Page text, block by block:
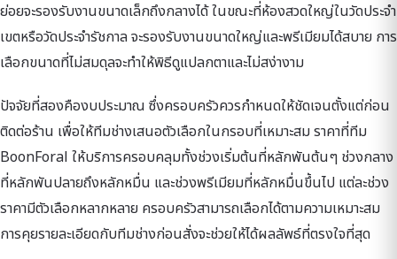
ย่อยจะรองรับงานขนาดเล็กถึงกลางได้ ในขณะที่ห้องสวดใหญ่ในวัดประจำ
เขตหรือวัดประจำรัชกาล จะรองรับงานขนาดใหญ่และพรีเมียมได้สบาย การ
เลือกขนาดที่ไม่สมดุลจะทำให้พิธีดูแปลกตาและไม่สง่างาม
ปัจจัยที่สองคืองบประมาณ ซึ่งครอบครัวควรกำหนดให้ชัดเจนตั้งแต่ก่อน
ติดต่อร้าน เพื่อให้ทีมช่างเสนอตัวเลือกในกรอบที่เหมาะสม ราคาที่ทีม
BoonForal ให้บริการครอบคลุมทั้งช่วงเริ่มต้นที่หลักพันต้นๆ ช่วงกลาง
ที่หลักพันปลายถึงหลักหมื่น และช่วงพรีเมียมที่หลักหมื่นขึ้นไป แต่ละช่วง
ราคามีตัวเลือกหลากหลาย ครอบครัวสามารถเลือกได้ตามความเหมาะสม
การคุยรายละเอียดกับทีมช่างก่อนสั่งจะช่วยให้ได้ผลลัพธ์ที่ตรงใจที่สุด